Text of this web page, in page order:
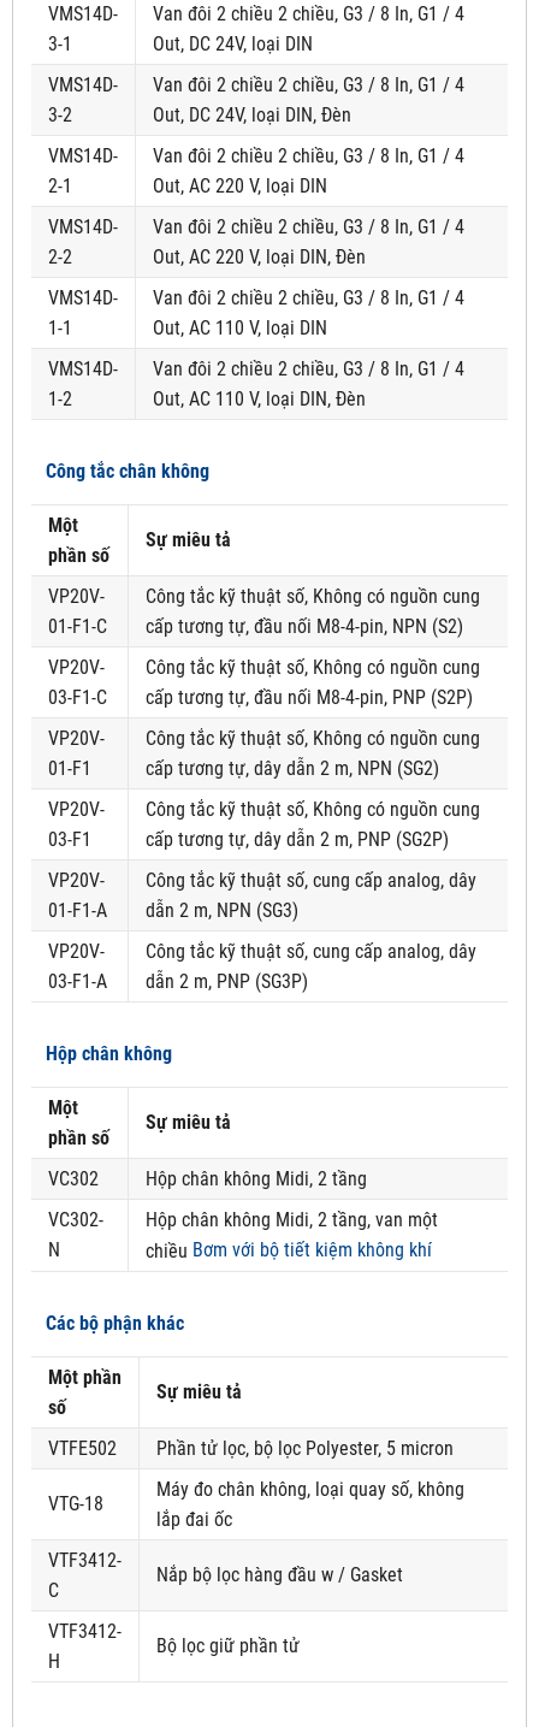
VMS14D-
3-1
Van đôi 2 chiều 2 chiều, G3 / 8 In, G1 / 4
Out, DC 24V, loại DIN
VMS14D-
3-2
Van đôi 2 chiều 2 chiều, G3 / 8 In, G1 / 4
Out, DC 24V, loại DIN, Đèn
VMS14D-
2-1
Van đôi 2 chiều 2 chiều, G3 / 8 In, G1 / 4
Out, AC 220 V, loại DIN
VMS14D-
2-2
Van đôi 2 chiều 2 chiều, G3 / 8 In, G1 / 4
Out, AC 220 V, loại DIN, Đèn
VMS14D-
1-1
Van đôi 2 chiều 2 chiều, G3 / 8 In, G1 / 4
Out, AC 110 V, loại DIN
VMS14D-
1-2
Van đôi 2 chiều 2 chiều, G3 / 8 In, G1 / 4
Out, AC 110 V, loại DIN, Đèn
Công tắc chân không
Một
phần số
Sự miêu tả
VP20V-
01-F1-C
Công tắc kỹ thuật số, Không có nguồn cung
cấp tương tự, đầu nối M8-4-pin, NPN (S2)
VP20V-
03-F1-C
Công tắc kỹ thuật số, Không có nguồn cung
cấp tương tự, đầu nối M8-4-pin, PNP (S2P)
VP20V-
01-F1
Công tắc kỹ thuật số, Không có nguồn cung
cấp tương tự, dây dẫn 2 m, NPN (SG2)
VP20V-
03-F1
Công tắc kỹ thuật số, Không có nguồn cung
cấp tương tự, dây dẫn 2 m, PNP (SG2P)
VP20V-
01-F1-A
Công tắc kỹ thuật số, cung cấp analog, dây
dẫn 2 m, NPN (SG3)
VP20V-
03-F1-A
Công tắc kỹ thuật số, cung cấp analog, dây
dẫn 2 m, PNP (SG3P)
Hộp chân không
Một
phần số
Sự miêu tả
VC302
Hộp chân không Midi, 2 tầng
VC302-
N
Hộp chân không Midi, 2 tầng, van một
chiều Bơm với bộ tiết kiệm không khí
Các bộ phận khác
Một phần
số
Sự miêu tả
VTFE502 Phần tử lọc, bộ lọc Polyester, 5 micron
VTG-18
Máy đo chân không, loại quay số, không
lắp đai ốc
VTF3412-
C
Nắp bộ lọc hàng đầu w / Gasket
VTF3412-
H
Bộ lọc giữ phần tử